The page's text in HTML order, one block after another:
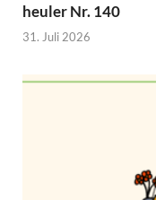
heuler Nr. 140
31. Juli 2026